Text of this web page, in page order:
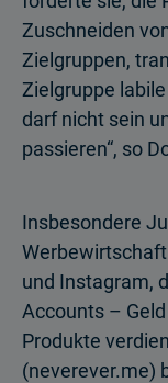
Zuschneiden
Zielgruppen,
Zielgruppe
darf nicht sein
passieren“, so
Insbesondere
und Instagram,
Accounts –
Produkte
(neverever.me)